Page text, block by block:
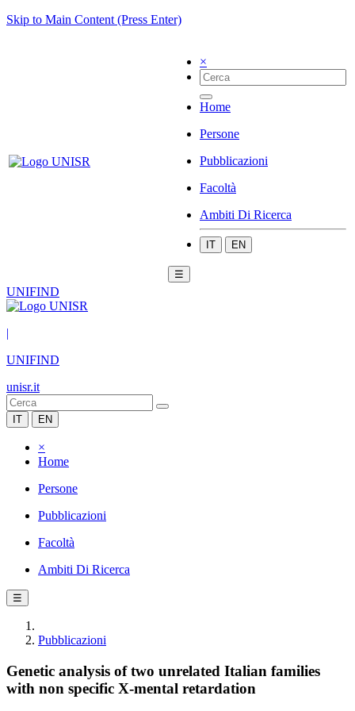
Skip to Main Content (Press Enter)
×
Home
Persone
Pubblicazioni
Facoltà
Ambiti Di Ricerca
IT EN
☰
UNIFIND
|
UNIFIND
unisr.it
IT EN
×
Home
Persone
Pubblicazioni
Facoltà
Ambiti Di Ricerca
☰
Pubblicazioni
Genetic analysis of two unrelated Italian families
with non specific X-mental retardation